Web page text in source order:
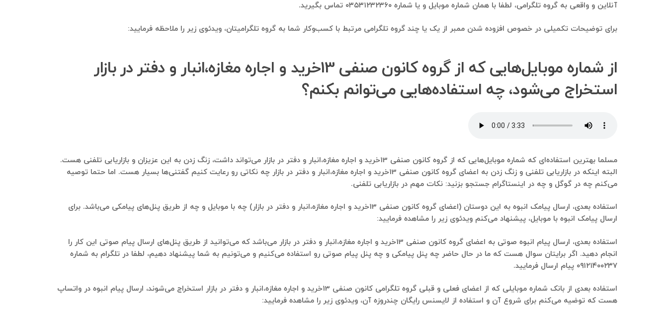
آنلاین و واقعی به گروه تلگرامی، لطفا با همان شماره موبایل و یا شماره ۰۳۵۳۱۲۳۲۳۶۰ تماس بگیرید.
برای توضیحات تکمیلی در خصوص افزوده شدن ممبر از یک یا چند گروه تلگرامی مرتبط با کسب‌وکار شما به گروه تلگرامیتان، ویدئوی زیر را ملاحظه فرمایید:
از شماره موبایل‌هایی که از گروه کانون صنفی 13خرید و اجاره مغازه،انبار و دفتر در بازار
استخراج می‌شود، چه استفاده‌هایی می‌توانم بکنم؟
مسلما بهترین استفاده‌ای که شماره موبایل‌هایی که از گروه کانون صنفی 13خرید و اجاره مغازه،انبار و دفتر در بازار می‌تواند داشت، زنگ زدن به این عزیزان و بازاریابی تلفنی هست.
البته اینکه در بازاریابی تلفنی و زنگ زدن به اعضای گروه کانون صنفی 13خرید و اجاره مغازه،انبار و دفتر در بازار چه نکاتی رو رعایت کنیم گفتنی‌ها بسیار هست. اما حتما توصیه
می‌کنم چه در گوگل و چه در اینستاگرام جستجو بزنید: نکات مهم در بازاریابی تلفنی.
استفاده بعدی، ارسال پیامک انبوه به این دوستان (اعضای گروه کانون صنفی 13خرید و اجاره مغازه،انبار و دفتر در بازار) چه با موبایل و چه از طریق پنل‌های پیامکی می‌باشد. برای
ارسال پیامک انبوه با موبایل، پیشنهاد می‌کنم ویدئوی زیر را مشاهده فرمایید:
استفاده بعدی، ارسال پیام انبوه صوتی به اعضای گروه کانون صنفی 13خرید و اجاره مغازه،انبار و دفتر در بازار می‌باشد که می‌توانید از طریق پنل‌های ارسال پیام صوتی این کار را
انجام دهید. اگر برایتان سوال هست که ما در حال حاضر چه پنل پیامکی و چه پنل پیام صوتی رو استفاده می‌کنیم و می‌تونیم به شما پیشنهاد دهیم، لطفا در تلگرام به شماره
۰۹۱۲۱۴۰۰۲۳۷ پیام ارسال فرمایید.
استفاده بعدی از بانک شماره موبایلی که از اعضای فعلی و قبلی گروه تلگرامی کانون صنفی 13خرید و اجاره مغازه،انبار و دفتر در بازار استخراج می‌شوند، ارسال پیام انبوه در واتساپ
هست که توضیه می‌کنم برای شروع آن و استفاده از لایسنس رایگان چندروزه آن، ویدئوی زیر را مشاهده فرمایید: